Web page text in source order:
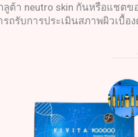
ต้า neutro skin กันหรือแช
รับการประเมินสภาพผิวเบื้อ